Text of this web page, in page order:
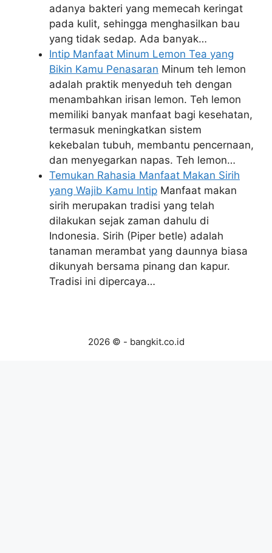
adanya bakteri yang memecah keringat
pada kulit, sehingga menghasilkan bau
yang tidak sedap. Ada banyak…
Intip Manfaat Minum Lemon Tea yang
Bikin Kamu Penasaran Minum teh lemon
adalah praktik menyeduh teh dengan
menambahkan irisan lemon. Teh lemon
memiliki banyak manfaat bagi kesehatan,
termasuk meningkatkan sistem
kekebalan tubuh, membantu pencernaan,
dan menyegarkan napas. Teh lemon…
Temukan Rahasia Manfaat Makan Sirih
yang Wajib Kamu Intip Manfaat makan
sirih merupakan tradisi yang telah
dilakukan sejak zaman dahulu di
Indonesia. Sirih (Piper betle) adalah
tanaman merambat yang daunnya biasa
dikunyah bersama pinang dan kapur.
Tradisi ini dipercaya…
2026 © - bangkit.co.id